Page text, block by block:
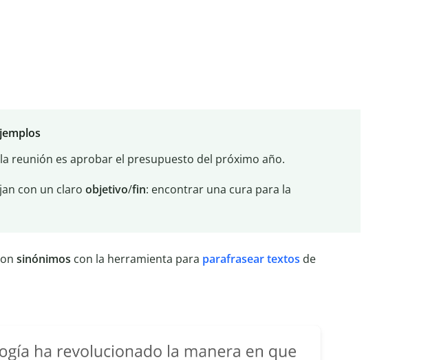
reunión es aprobar el presupuesto del próximo año.
con un claro objetivo/fin: encontrar una cura para la
sinónimos con la herramienta para parafrasear textos de